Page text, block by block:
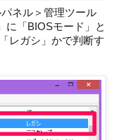
ネル＞管理ツール
に「BIOSモード」と
レガシ」かで判断す